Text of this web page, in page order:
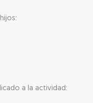
a la actividad: